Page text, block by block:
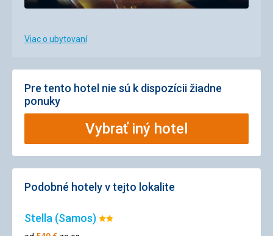
Viac o ubytovaní
Pre tento hotel nie sú k dispozícii žiadne
ponuky
Vybrať iný hotel
Podobné hotely v tejto lokalite
Stella (Samos)Hodnotenie: